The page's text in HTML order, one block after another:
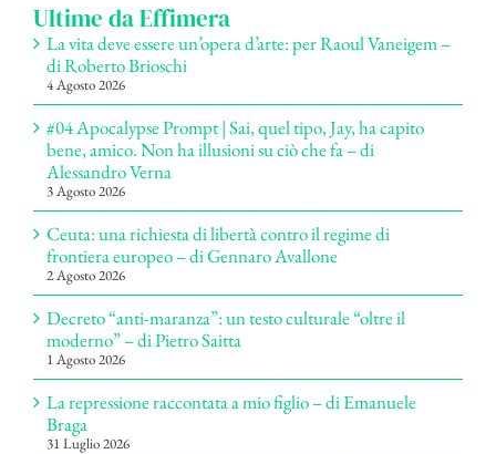
Ultime da Effimera
La vita deve essere un’opera d’arte: per Raoul Vaneigem –
di Roberto Brioschi
4 Agosto 2026
#04 Apocalypse Prompt | Sai, quel tipo, Jay, ha capito
bene, amico. Non ha illusioni su ciò che fa – di
Alessandro Verna
3 Agosto 2026
Ceuta: una richiesta di libertà contro il regime di
frontiera europeo – di Gennaro Avallone
2 Agosto 2026
Decreto “anti-maranza”: un testo culturale “oltre il
moderno” – di Pietro Saitta
1 Agosto 2026
La repressione raccontata a mio figlio – di Emanuele
Braga
31 Luglio 2026